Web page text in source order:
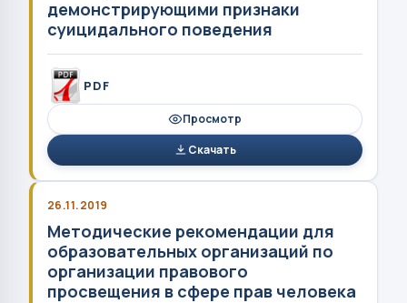
демонстрирующими признаки
суицидального поведения
PDF
Просмотр
Скачать
26.11.2019
Методические рекомендации для
образовательных организаций по
организации правового
просвещения в сфере прав человека